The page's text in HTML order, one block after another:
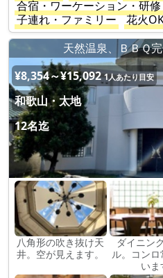
合宿・ワーケーション・研修
子連れ・ファミリー
花火
天然温泉、ＢＢＱ
¥8,354～¥15,092 1人あたり目安
和歌山・太地
12名迄
八角形の吹き抜け天
井。空が見えます。
ダイニン
ル。コンロ
いま